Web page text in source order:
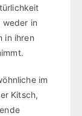
weder in
in ihren
im
Kitsch,